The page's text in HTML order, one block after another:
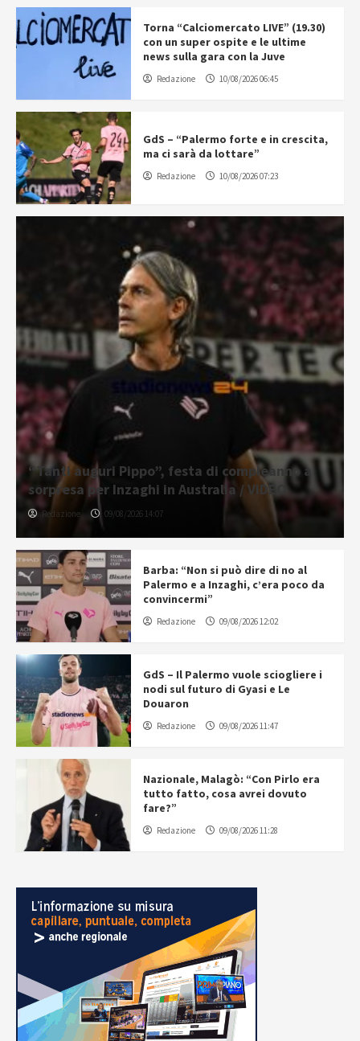
Torna “Calciomercato LIVE” (19.30)
con un super ospite e le ultime
news sulla gara con la Juve
Redazione 10/08/2026 06:45
GdS – “Palermo forte e in crescita,
ma ci sarà da lottare”
Redazione 10/08/2026 07:23
“Tanti auguri Pippo”, festa di compleanno a
sorpresa per Inzaghi in Australia / VIDEO
Redazione 09/08/2026 14:07
Barba: “Non si può dire di no al
Palermo e a Inzaghi, c’era poco da
convincermi”
Redazione 09/08/2026 12:02
GdS – Il Palermo vuole sciogliere i
nodi sul futuro di Gyasi e Le
Douaron
Redazione 09/08/2026 11:47
Nazionale, Malagò: “Con Pirlo era
tutto fatto, cosa avrei dovuto
fare?”
Redazione 09/08/2026 11:28